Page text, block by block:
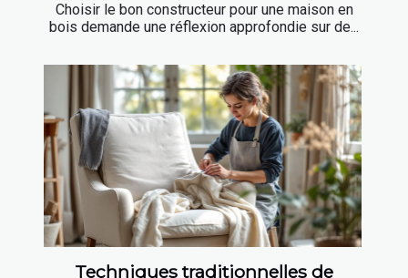
Choisir le bon constructeur pour une maison en
bois demande une réflexion approfondie sur de...
Techniques traditionnelles de